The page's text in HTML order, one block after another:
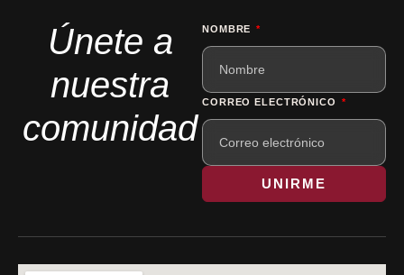
Únete a
nuestra
comunidad
NOMBRE
CORREO ELECTRÓNICO
UNIRME